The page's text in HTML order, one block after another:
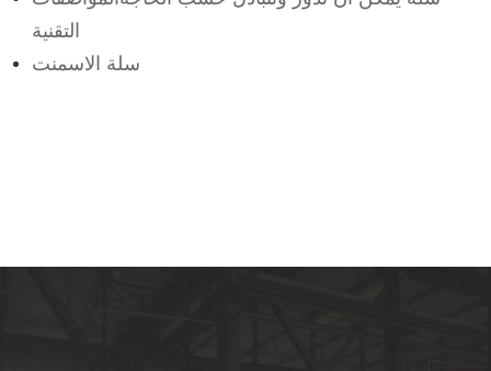
التقنية
سلة الاسمنت